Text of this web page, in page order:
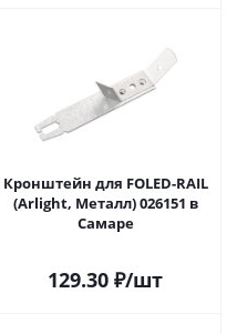
Кронштейн для FOLED-RAIL
(Arlight, Металл) 026151 в
Самаре
129.30 ₽/шт